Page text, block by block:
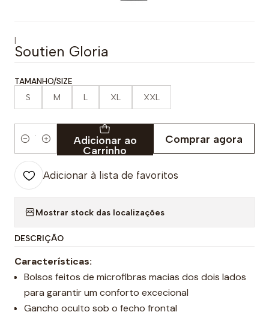
|
Soutien Gloria
TAMANHO/SIZE
S M L XL XXL
Quantidade
Adicionar ao
Carrinho
Comprar agora
Adicionar à lista de favoritos
Mostrar stock das localizações
DESCRIÇÃO
Características:
Bolsos feitos de microfibras macias dos dois lados
para garantir um conforto excecional
Gancho oculto sob o fecho frontal